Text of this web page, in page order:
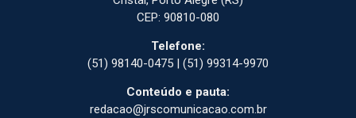
CEP: 90810-080
Telefone:
(51) 98140-0475 | (51) 99314-9970
Conteúdo e pauta:
redacao@jrscomunicacao.com.br